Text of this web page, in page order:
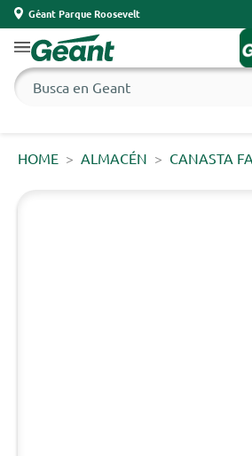
Géant Parque Roosevelt
HOME ALMACÉN CANASTA